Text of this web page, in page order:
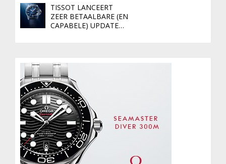
TISSOT LANCEERT
ZEER BETAALBARE (EN
CAPABELE) UPDATE…